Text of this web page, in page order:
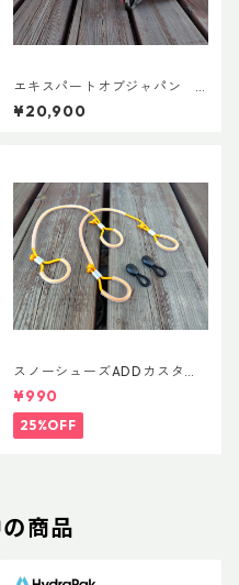
エキスパートオブジャパン
スノーシューズL ADDカスタ
ムVer.5
¥20,900
スノーシューズADDカスタム
Ver.5用 オリジナルカスタムヒ
ールパーツ
¥990
25%OFF
商品